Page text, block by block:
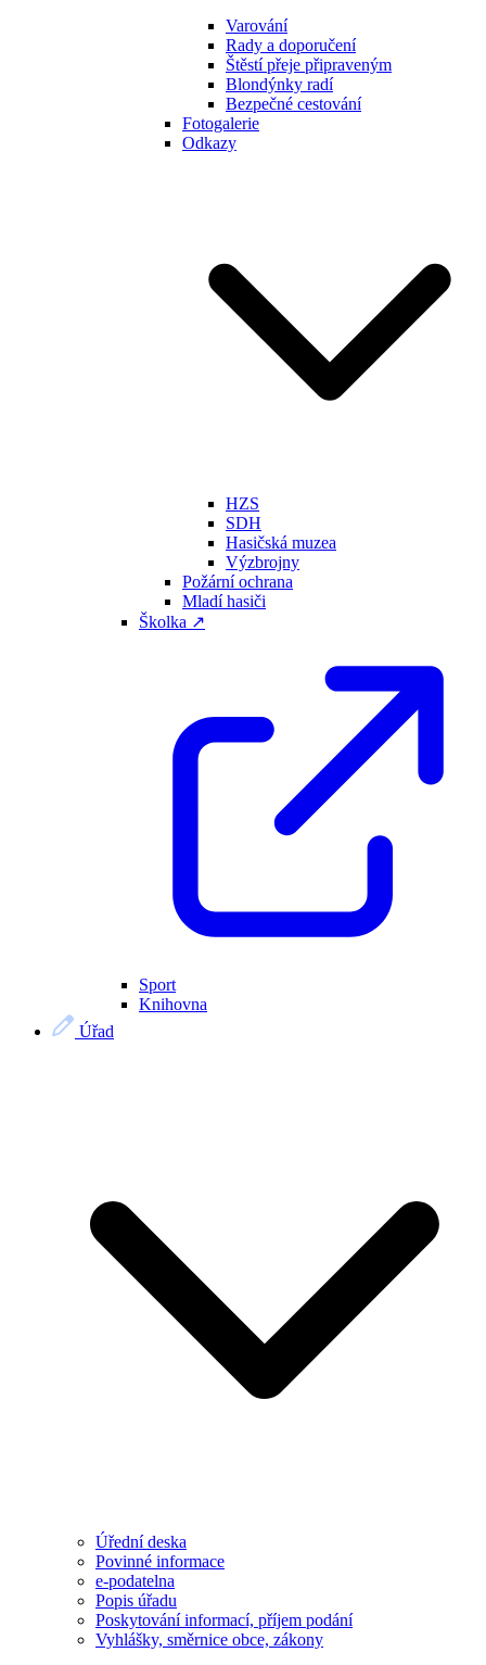
Varování
Rady a doporučení
Štěstí přeje připraveným
Blondýnky radí
Bezpečné cestování
Fotogalerie
Odkazy
HZS
SDH
Hasičská muzea
Výzbrojny
Požární ochrana
Mladí hasiči
Školka ↗
Sport
Knihovna
Úřad
Úřední deska
Povinné informace
e-podatelna
Popis úřadu
Poskytování informací, příjem podání
Vyhlášky, směrnice obce, zákony